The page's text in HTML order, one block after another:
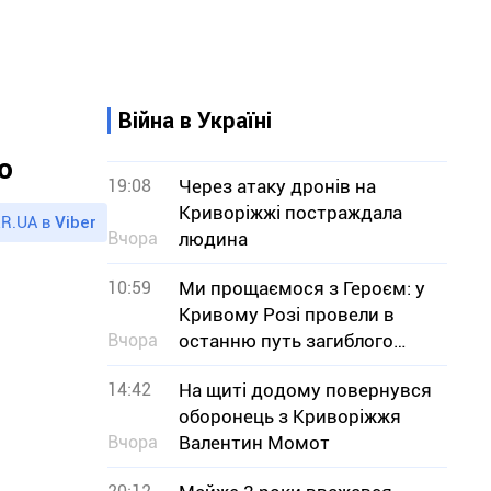
в Viber
Війна в Україні
19:08
Вчора
Через атаку дронів на
Криворіжжі постраждала
людина
10:59
Вчора
Ми прощаємося з Героєм: у
Кривому Розі провели в
останню путь загиблого
військового Юрія Тісьменка
14:42
Вчора
На щиті додому повернувся
оборонець з Криворіжжя
Валентин Момот